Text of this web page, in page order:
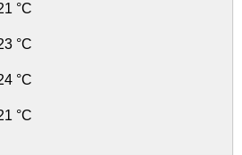
°C
°C
°C
°C